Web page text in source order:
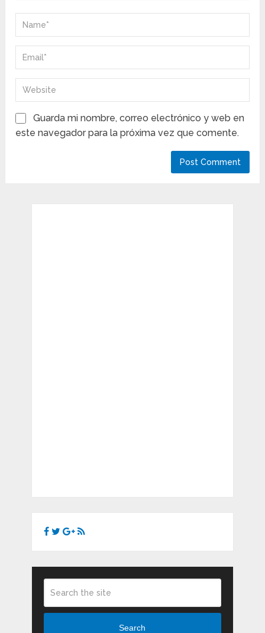
Guarda mi nombre, correo electrónico y web en
este navegador para la próxima vez que comente.
Search